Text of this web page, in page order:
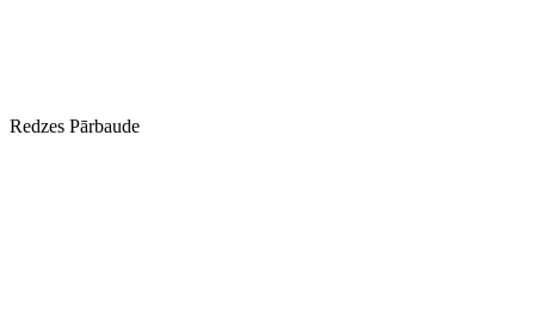
Redzes Pārbaude